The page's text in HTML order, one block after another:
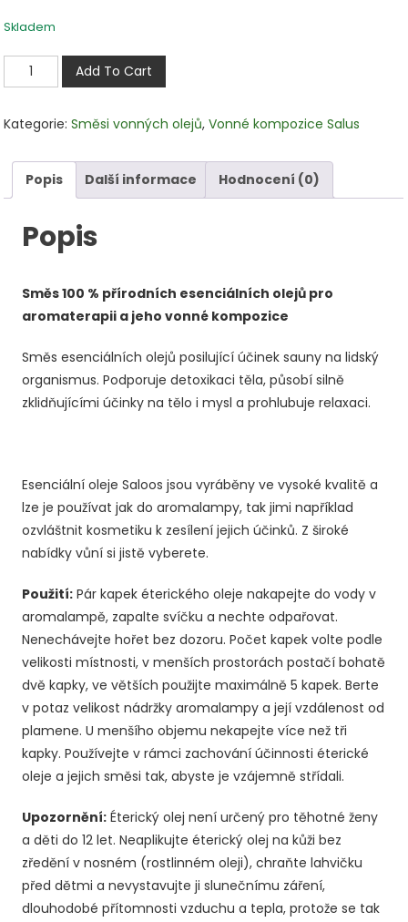
Skladem
Salus
Vonná
Sauna
mix
ml
množství
Add To Cart
Kategorie:Směsi vonných olejů,Vonné kompozice Salus
Popis Další informace Hodnocení (0)
Popis
Směs 100 % přírodních esenciálních olejů pro
aromaterapii a jeho vonné kompozice
Směs esenciálních olejů posilující účinek sauny na lidský
organismus. Podporuje detoxikaci těla, působí silně
zklidňujícími účinky na tělo i mysl a prohlubuje relaxaci.
Esenciální oleje Saloos jsou vyráběny ve vysoké kvalitě a
lze je používat jak do aromalampy, tak jimi například
ozvláštnit kosmetiku k zesílení jejich účinků. Z široké
nabídky vůní si jistě vyberete.
Použití: Pár kapek éterického oleje nakapejte do vody v
aromalampě, zapalte svíčku a nechte odpařovat.
Nenechávejte hořet bez dozoru. Počet kapek volte podle
velikosti místnosti, v menších prostorách postačí bohatě
dvě kapky, ve větších použijte maximálně 5 kapek. Berte
v potaz velikost nádržky aromalampy a její vzdálenost od
plamene. U menšího objemu nekapejte více než tři
kapky. Používejte v rámci zachování účinnosti éterické
oleje a jejich směsi tak, abyste je vzájemně střídali.
Upozornění: Éterický olej není určený pro těhotné ženy
a děti do 12 let. Neaplikujte éterický olej na kůži bez
zředění v nosném (rostlinném oleji), chraňte lahvičku
před dětmi a nevystavujte ji slunečnímu záření,
dlouhodobé přítomnosti vzduchu a tepla, protože se tak